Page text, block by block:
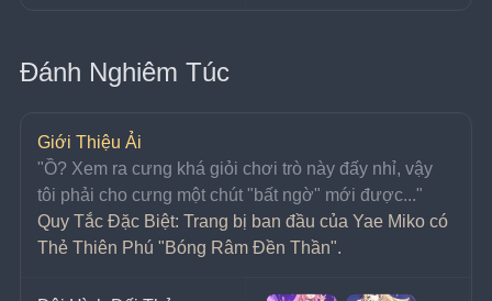
Đánh Nghiêm Túc
Giới Thiệu Ải
﻿"Ồ? Xem ra cưng khá giỏi chơi trò này đấy nhỉ, vậy
tôi phải cho cưng một chút "bất ngờ" mới được..."
Quy Tắc Đặc Biệt: Trang bị ban đầu của Yae Miko có
Thẻ Thiên Phú "Bóng Râm Đền Thần".